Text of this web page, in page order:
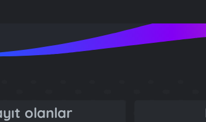
olanlar